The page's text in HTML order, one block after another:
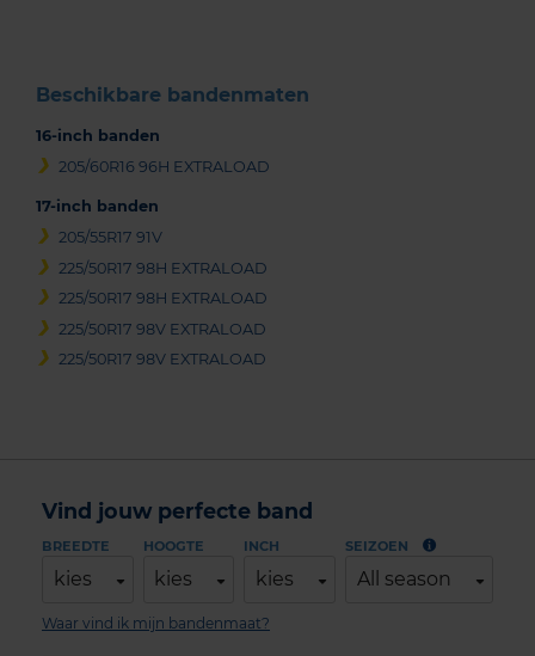
Beschikbare bandenmaten
16-inch banden
205/60R16 96H EXTRALOAD
17-inch banden
205/55R17 91V
225/50R17 98H EXTRALOAD
225/50R17 98H EXTRALOAD
225/50R17 98V EXTRALOAD
225/50R17 98V EXTRALOAD
Vind jouw perfecte band
BREEDTE
kies
HOOGTE
kies
INCH
kies
SEIZOEN
All season
Waar vind ik mijn bandenmaat?